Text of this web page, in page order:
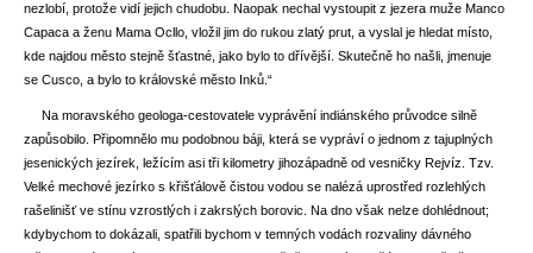
nezlobí, protože vidí jejich chudobu. Naopak nechal vystoupit z jezera muže Manco
Capaca a ženu Mama Ocllo, vložil jim do rukou zlatý prut, a vyslal je hledat místo,
kde najdou město stejně šťastné, jako bylo to dřívější. Skutečně ho našli, jmenuje
se Cusco, a bylo to královské město Inků.“
Na moravského geologa-cestovatele vyprávění indiánského průvodce silně
zapůsobilo. Připomnělo mu podobnou báji, která se vypráví o jednom z tajuplných
jesenických jezírek, ležícím asi tři kilometry jihozápadně od vesničky Rejvíz. Tzv.
Velké mechové jezírko s křišťálově čistou vodou se nalézá uprostřed rozlehlých
rašelinišť ve stínu vzrostlých i zakrslých borovic. Na dno však nelze dohlédnout;
kdybychom to dokázali, spatřili bychom v temných vodách rozvaliny dávného